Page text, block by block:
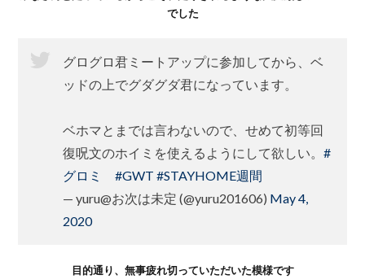
でした
グログロ君ミートアップに参加してから、ベ
ッドの上でグダグダ君になっています。
ベホマとまでは言わないので、せめて初等回
復呪文のホイミを使えるようにして欲しい。 #
グロミ
#GWT #STAYHOME週間
— yuru@お次は未定 (@yuru201606) May 4,
2020
目的通り、無事疲れ切っていただいた模様です